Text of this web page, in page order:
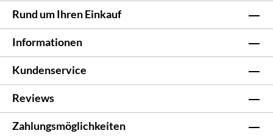
Rund um Ihren Einkauf
Informationen
Kundenservice
Reviews
Zahlungsmöglichkeiten